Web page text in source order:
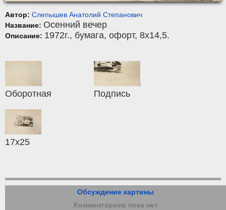
Автор: Слепышев Анатолий Степанович
Название: Осенний вечер
Описание: 1972г., бумага, офорт, 8x14,5.
Оборотная Подпись
17х25
Обсуждение картины
Комментариев пока нет